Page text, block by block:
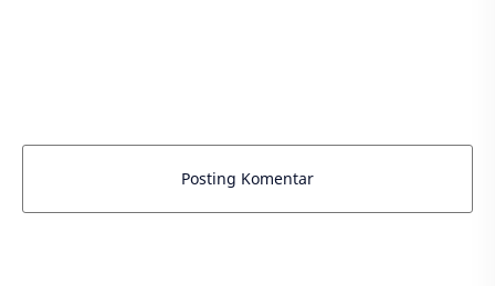
Posting Komentar